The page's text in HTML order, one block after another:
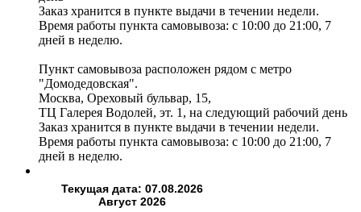
Заказ хранится в пункте выдачи в течении недели.
Время работы пункта самовывоза: с 10:00 до 21:00, 7
дней в неделю.
Пункт самовывоза расположен рядом с метро
"Домодедовская".
Москва, Ореховый бульвар, 15,
ТЦ Галерея Водолей, эт. 1, на следующий рабочий день
Заказ хранится в пункте выдачи в течении недели.
Время работы пункта самовывоза: с 10:00 до 21:00, 7
дней в неделю.
Текущая дата: 07.08.2026
Август 2026